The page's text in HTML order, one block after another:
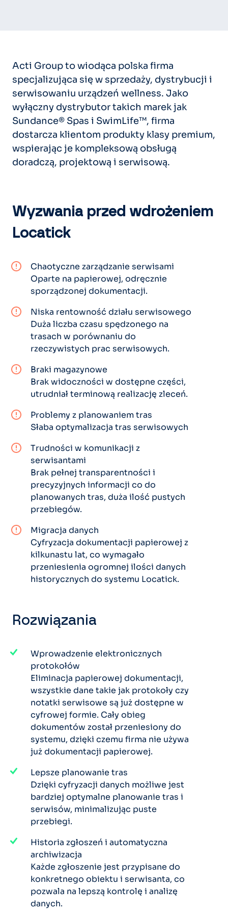
Acti Group to wiodąca polska firma
specjalizująca się w sprzedaży, dystrybucji i
serwisowaniu urządzeń wellness. Jako
wyłączny dystrybutor takich marek jak
Sundance® Spas i SwimLife™, firma
dostarcza klientom produkty klasy premium,
wspierając je kompleksową obsługą
doradczą, projektową i serwisową.
Wyzwania przed wdrożeniem
Locatick
Chaotyczne zarządzanie serwisami
Oparte na papierowej, odręcznie
sporządzonej dokumentacji.
Niska rentowność działu serwisowego
Duża liczba czasu spędzonego na
trasach w porównaniu do
rzeczywistych prac serwisowych.
Braki magazynowe
Brak widoczności w dostępne części,
utrudniał terminową realizację zleceń.
Problemy z planowaniem tras
Słaba optymalizacja tras serwisowych
Trudności w komunikacji z
serwisantami
Brak pełnej transparentności i
precyzyjnych informacji co do
planowanych tras, duża ilość pustych
przebiegów.
Migracja danych
Cyfryzacja dokumentacji papierowej z
kilkunastu lat, co wymagało
przeniesienia ogromnej ilości danych
historycznych do systemu Locatick.
Rozwiązania
Wprowadzenie elektronicznych
protokołów
Eliminacja papierowej dokumentacji,
wszystkie dane takie jak protokoły czy
notatki serwisowe są już dostępne w
cyfrowej formie. Cały obieg
dokumentów został przeniesiony do
systemu, dzięki czemu firma nie używa
już dokumentacji papierowej.
Lepsze planowanie tras
Dzięki cyfryzacji danych możliwe jest
bardziej optymalne planowanie tras i
serwisów, minimalizując puste
przebiegi.
Historia zgłoszeń i automatyczna
archiwizacja
Każde zgłoszenie jest przypisane do
konkretnego obiektu i serwisanta, co
pozwala na lepszą kontrolę i analizę
danych.